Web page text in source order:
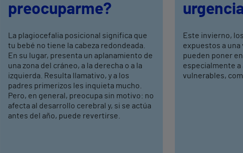
preocuparme?
La plagiocefalia posicional significa que
tu bebé no tiene la cabeza redondeada.
En su lugar, presenta un aplanamiento de
una zona del cráneo, a la derecha o a la
izquierda. Resulta llamativo, y a los
padres primerizos les inquieta mucho.
Pero, en general, preocupa sin motivo: no
afecta al desarrollo cerebral y, si se actúa
antes del año, puede revertirse.
Este invierno,
expuestos a
pueden poner
especialmente a
vulnerables,